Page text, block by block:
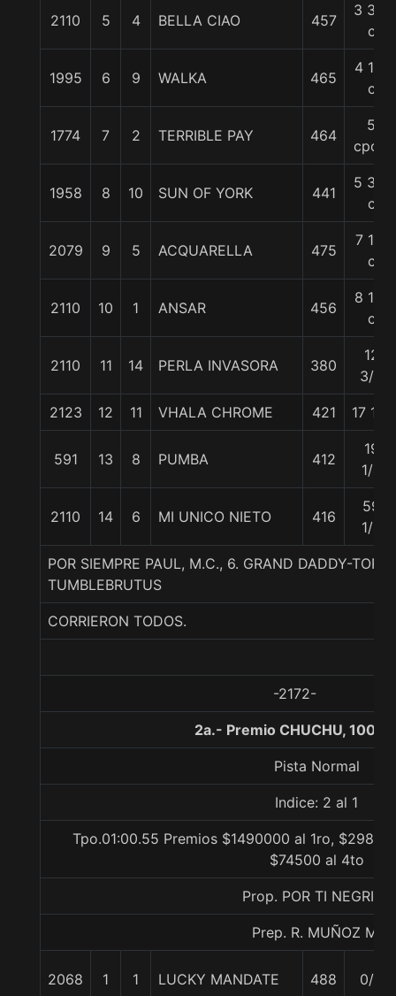
2110 5 4 BELLA CIAO 457
3 3/4
c
1995 6 9 WALKA 465
4 1/2
c
1774 7 2 TERRIBLE PAY 464
5
cpos.
1958 8 10 SUN OF YORK 441
5 3/4
c
2079 9 5 ACQUARELLA 475
7 1/2
c
2110 10 1 ANSAR 456
8 1/4
c
2110 11 14 PERLA INVASORA 380
12
3/4
2123 12 11 VHALA CHROME 421 17 1/2
591 13 8 PUMBA 412
19
1/4
2110 14 6 MI UNICO NIETO 416
59
1/4
POR SIEMPRE PAUL, M.C., 6. GRAND DADDY-
TUMBLEBRUTUS
CORRIERON TODOS.
-2172-
2a.- Premio CHUCHU, 1000
Pista Normal
Indice: 2 al 1
Tpo.01:00.55 Premios $1490000 al 1ro,
$74500 al 4to
Prop. POR TI NEGRITA
Prep. R. MUÑOZ M.
2068 1 1 LUCKY MANDATE 488 0/0